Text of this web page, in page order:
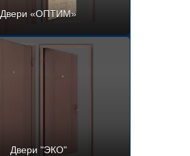
Двери «ОПТИМ»
Двери "ЭКО"